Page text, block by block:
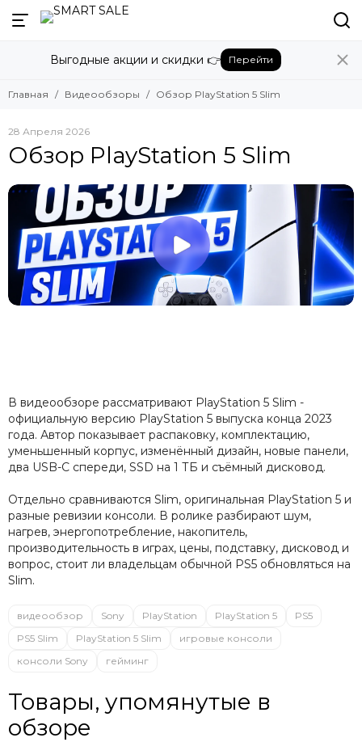
Выгодные акции и скидки 👉 Перейти
Главная Видеообзоры Обзор PlayStation 5 Slim
28 Апреля 2026
Обзор PlayStation 5 Slim
В видеообзоре рассматривают PlayStation 5 Slim -
официальную версию PlayStation 5 выпуска конца 2023
года. Автор показывает распаковку, комплектацию,
уменьшенный корпус, изменённый дизайн, новые панели,
два USB-C спереди, SSD на 1 ТБ и съёмный дисковод.
Отдельно сравниваются Slim, оригинальная PlayStation 5 и
разные ревизии консоли. В ролике разбирают шум,
нагрев, энергопотребление, накопитель,
производительность в играх, цены, подставку, дисковод и
вопрос, стоит ли владельцам обычной PS5 обновляться на
Slim.
видеообзор Sony PlayStation PlayStation 5
PS5
PS5 Slim
PlayStation 5 Slim
игровые консоли
консоли Sony
гейминг
Товары, упомянутые в
обзоре